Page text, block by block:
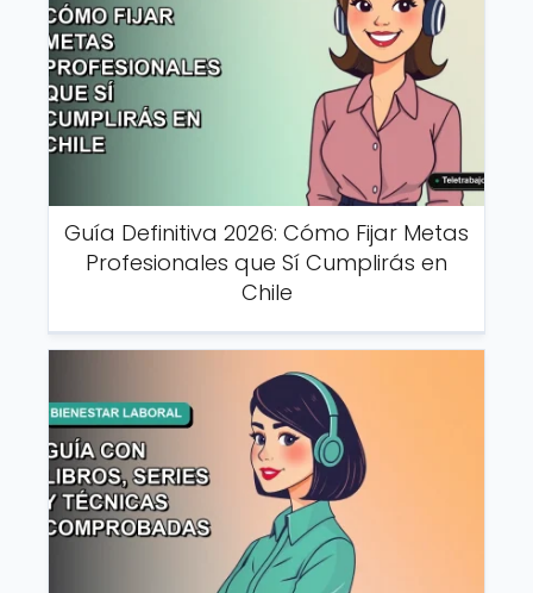
Guía Definitiva 2026: Cómo Fijar Metas
Profesionales que Sí Cumplirás en
Chile